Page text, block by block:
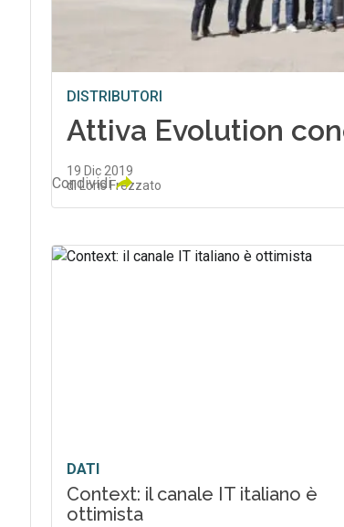
DISTRIBUTORI
Attiva Evolution
19 Dic 2019
di Loris Frezzato
Condividi
DATI
Context: il canale IT italiano è
ottimista